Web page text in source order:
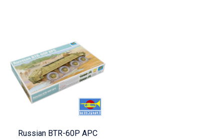
Russian BTR-60P APC